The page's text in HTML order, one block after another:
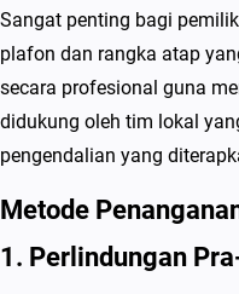
Sangat penting bagi
plafon dan rangka atap
secara profesional guna
didukung oleh tim lokal
pengendalian yang
Metode
1. Perlindungan